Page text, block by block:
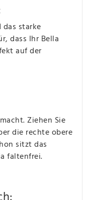
starke
dass Ihr Bella
auf der
Ziehen Sie
die rechte obere
sitzt das
faltenfrei.